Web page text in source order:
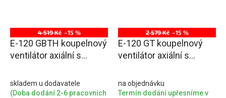
4 519 Kč –15 %
E-120 GBTH koupelnový
ventilátor axiální s
potrubí 120mm, černá
skladem u dodavatele
(Doba dodání 2-6 pracovních
2 579 Kč –15 %
E-120 GT koupelnový
ventilátor axiální s
potrubí 120mm, bílá
na objednávku
Termín dodání upřesníme v